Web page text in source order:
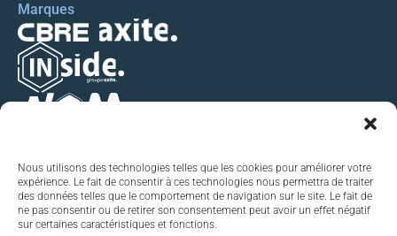
Nous utilisons des technologies telles que les cookies pour améliorer votre
expérience. Le fait de consentir à ces technologies nous permettra de traiter
des données telles que le comportement de navigation sur le site. Le fait de
ne pas consentir ou de retirer son consentement peut avoir un effet négatif
sur certaines caractéristiques et fonctions.
Marques
Services
Conseil en immobilier d'entreprise
Expertise et estimation de locaux
Investissement en immobilier d'entreprise
Liens utiles
Mentions légales
Conditions d'utilisation